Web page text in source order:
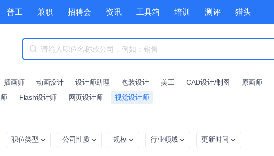
普工 兼职 招聘会 资讯 工具箱 培训 测评 猎头
插画师 动画设计 设计师助理 包装设计 美工 CAD设计/制图 原画师
Flash设计师 网页设计师 视觉设计师
职位类型 公司性质 规模 行业领域 更新时间